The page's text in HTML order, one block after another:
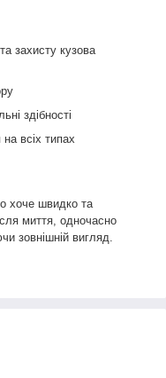
захисту кузова
здібності
всіх типах
хоче швидко та
миття, одночасно
зовнішній вигляд.